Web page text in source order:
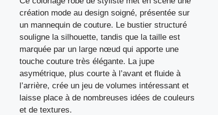
création mode au design soigné, présentée sur
un mannequin de couture. Le bustier structuré
souligne la silhouette, tandis que la taille est
marquée par un large nœud qui apporte une
touche couture très élégante. La jupe
asymétrique, plus courte à l’avant et fluide à
l’arrière, crée un jeu de volumes intéressant et
laisse place à de nombreuses idées de couleurs
et de textures.